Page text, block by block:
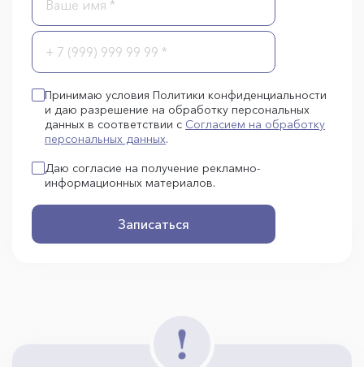
Принимаю условия Политики конфиденциальности
и даю разрешение на обработку персональных
данных в соответствии с Согласием на обработку
персональных данных.
Даю согласие на получение рекламно-
информационных материалов.
Записаться